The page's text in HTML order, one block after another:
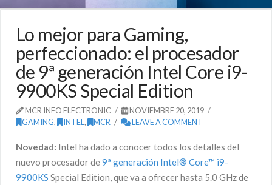
Lo mejor para Gaming,
perfeccionado: el procesador
de 9ª generación Intel Core i9-
9900KS Special Edition
MCR INFO ELECTRONIC
NOVIEMBRE 20, 2019
GAMING, INTEL , MCR LEAVE A COMMENT
Novedad: Intel ha dado a conocer todos los detalles del
nuevo procesador de9ª generación Intel® Core™ i9-
9900KS Special Edition, que va a ofrecer hasta 5.0 GHz de